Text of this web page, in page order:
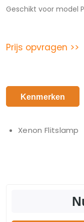
Geschikt voor model
Prijs opvragen >>
Kenmerken
Xenon Flitslamp